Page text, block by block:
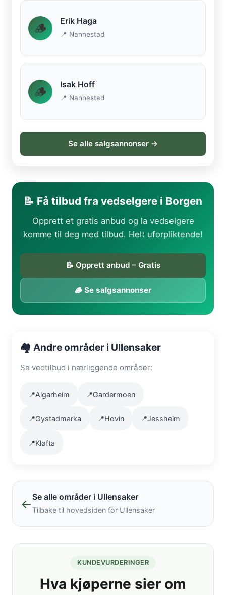
🪵 Erik Haga
📍 Nannestad
🪵 Isak Hoff
📍 Nannestad
Se alle salgsannonser →
📝 Få tilbud fra vedselgere i Borgen
Opprett et gratis anbud og la vedselgere
komme til deg med tilbud. Helt uforpliktende!
📝 Opprett anbud – Gratis
🪵 Se salgsannonser
🏘️ Andre områder i Ullensaker
Se vedtilbud i nærliggende områder:
📍Algarheim 📍Gardermoen
📍Gystadmarka 📍Hovin 📍Jessheim
📍Kløfta
← Se alle områder i Ullensaker
Tilbake til hovedsiden for Ullensaker
KUNDEVURDERINGER
Hva kjøperne sier om